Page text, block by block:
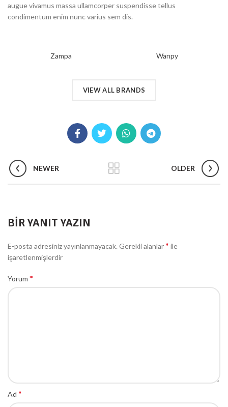
augue vivamus massa ullamcorper suspendisse tellus
condimentum enim nunc varius sem dis.
Zampa Wanpy
VIEW ALL BRANDS
NEWER OLDER
BIR YANIT YAZIN
E-posta adresiniz yayınlanmayacak. Gerekli alanlar* ile
işaretlenmişlerdir
Yorum *
Ad *